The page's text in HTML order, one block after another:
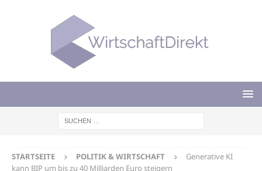
STARTSEITE POLITIK & WIRTSCHAFT
Generative KI
kann BIP um bis zu 40 Milliarden Euro steigern